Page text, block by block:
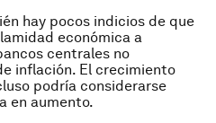
hay pocos indicios de que
económica a
centrales no
inflación. El crecimiento
podría considerarse
en aumento.